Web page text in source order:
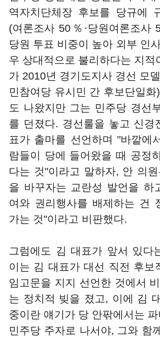
역자치단체장 후보를 당규에
(여론조사 50％·당원여론조사
당원 투표 비중이 높아 외부 인
우 상대적으로 불리하다는 지적
가 2010년 경기도지사 경선 모
민참여당 유시민 간 후보단일
도 나왔지만 그는 민주당 경선
를 던졌다. 경선룰을 놓고 신경
표가 출마를 선언하며 "바깥에
람들이 당에 들어왔을 때 공정
다는 것"이라고 말하자, 안 의
을 바꾸자는 교란성 발언을 하
여와 권리행사를 배제하는 건
가는 것"이라고 비판했다.
그럼에도 김 대표가 앞서 있다
이는 김 대표가 대선 직전 후보
임고문을 지지 선언한 것에서
는 정치적 빚을 졌고, 이에 김
중이란 얘기가 당 안팎에서는
민주당 주자로 나서야, 그와 함